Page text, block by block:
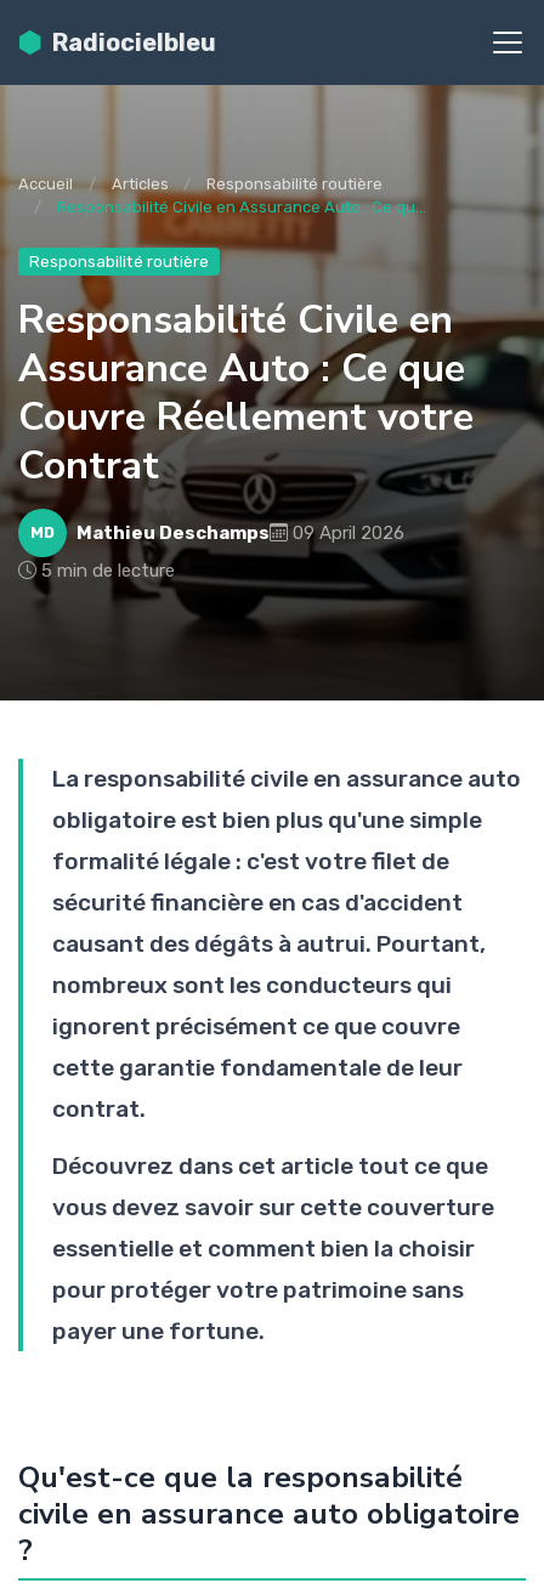
Radiocielbleu
Accueil Articles
Responsabilité routière
Responsabilité Civile en Assurance Auto : Ce qu...
Responsabilité routière
Responsabilité Civile en
Assurance Auto : Ce que
Couvre Réellement votre
Contrat
MD Mathieu Deschamps
09 April 2026
5 min de lecture
La responsabilité civile en assurance auto
obligatoire est bien plus qu'une simple
formalité légale : c'est votre filet de
sécurité financière en cas d'accident
causant des dégâts à autrui. Pourtant,
nombreux sont les conducteurs qui
ignorent précisément ce que couvre
cette garantie fondamentale de leur
contrat.
Découvrez dans cet article tout ce que
vous devez savoir sur cette couverture
essentielle et comment bien la choisir
pour protéger votre patrimoine sans
payer une fortune.
Qu'est-ce que la responsabilité
civile en assurance auto obligatoire
?